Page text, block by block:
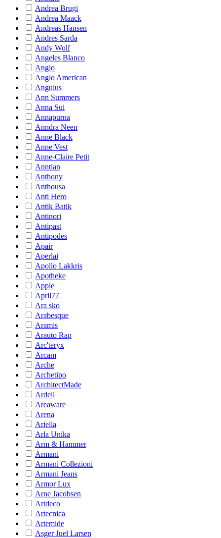
Andrea Brugi
Andrea Maack
Andreas Hansen
Andres Sarda
Andy Wolf
Angeles Blanco
Anglo
Anglo American
Angulus
Ann Summers
Anna Sui
Annapurna
Anndra Neen
Anne Black
Anne Vest
Anne-Claire Petit
Anntian
Anthony
Anthousa
Anti Hero
Antik Batik
Antinori
Antipast
Antipodes
Apair
Aperlai
Apollo Lakkris
Apotheke
Apple
April77
Ara sko
Arabesque
Aramis
Arauto Rap
Arc'teryx
Arcam
Arche
Archetipo
ArchitectMade
Ardell
Areaware
Arena
Ariella
Arla Unika
Arm & Hammer
Armani
Armani Collezioni
Armani Jeans
Armor Lux
Arne Jacobsen
Artdeco
Artecnica
Artemide
Asger Juel Larsen